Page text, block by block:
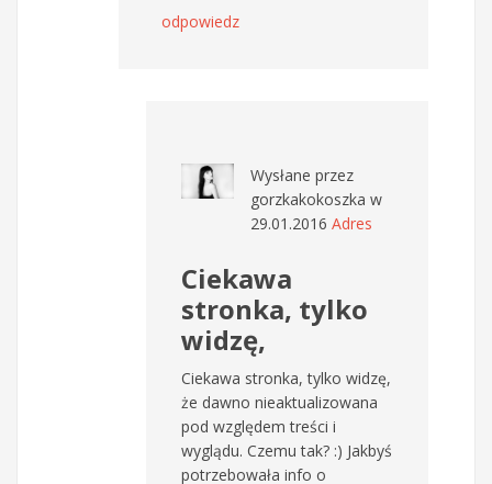
odpowiedz
Wysłane przez
gorzkakokoszka w
29.01.2016 Adres
Ciekawa
stronka, tylko
widzę,
Ciekawa stronka, tylko widzę,
że dawno nieaktualizowana
pod względem treści i
wyglądu. Czemu tak? :) Jakbyś
potrzebowała info o